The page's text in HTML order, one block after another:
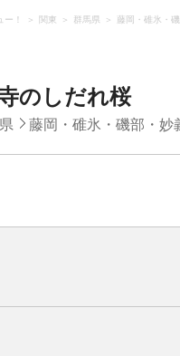
ー！ 関東 群馬県 藤岡・碓氷・
のしだれ桜
藤岡・碓氷・磯部・妙